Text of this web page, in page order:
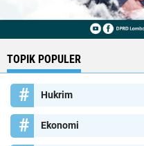
TOPIK POPULER
Hukrim
Ekonomi